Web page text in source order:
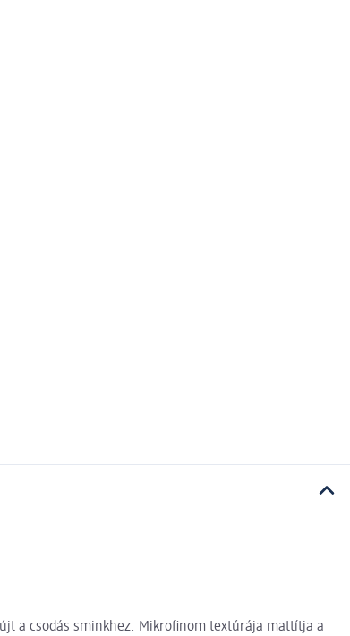
a csodás sminkhez. Mikrofinom textúrája mattítja a